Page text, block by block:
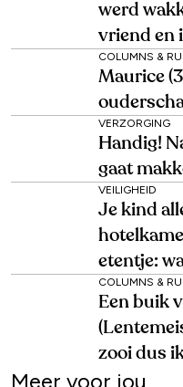
werd
vriend en
COLUMNS &
Maurice
VERZORGING
Handig!
gaat
VEILIGHEID
Je kind
etentje:
COLUMNS &
Een buik
zooi dus
Meer voor jou